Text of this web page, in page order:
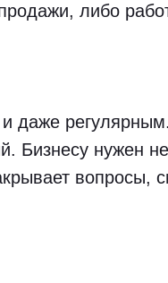
либо
даже
Бизнесу нужен
вопросы,